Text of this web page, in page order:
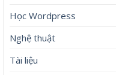
Học Wordpress
Nghệ thuật
Tài liệu